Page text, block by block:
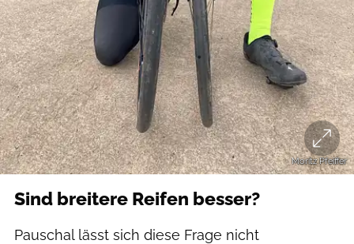
Moritz Pfeiffer
Sind breitere Reifen besser?
Pauschal lässt sich diese Frage nicht